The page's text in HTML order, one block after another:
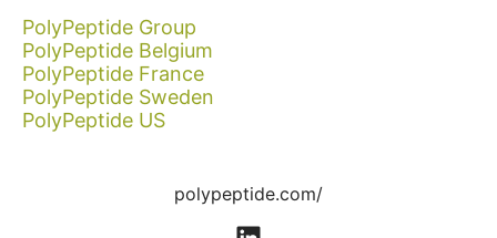
PolyPeptide Group
PolyPeptide Belgium
PolyPeptide France
PolyPeptide Sweden
PolyPeptide US
polypeptide.com/